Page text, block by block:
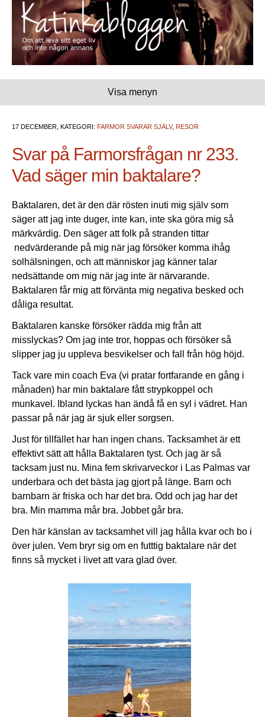
Visa menyn
17 DECEMBER, KATEGORI: FARMOR SVARAR SJÄLV, RESOR
Svar på Farmorsfrågan nr 233.
Vad säger min baktalare?
Baktalaren, det är den där rösten inuti mig själv som
säger att jag inte duger, inte kan, inte ska göra mig så
märkvärdig. Den säger att folk på stranden tittar
nedvärderande på mig när jag försöker komma ihåg
solhälsningen, och att människor jag känner talar
nedsättande om mig när jag inte är närvarande.
Baktalaren får mig att förvänta mig negativa besked och
dåliga resultat.
Baktalaren kanske försöker rädda mig från att
misslyckas? Om jag inte tror, hoppas och försöker så
slipper jag ju uppleva besvikelser och fall från hög höjd.
Tack vare min coach Eva (vi pratar fortfarande en gång i
månaden) har min baktalare fått strypkoppel och
munkavel. Ibland lyckas han ändå få en syl i vädret. Han
passar på när jag är sjuk eller sorgsen.
Just för tillfället har han ingen chans. Tacksamhet är ett
effektivt sätt att hålla Baktalaren tyst. Och jag är så
tacksam just nu. Mina fem skrivarveckor i Las Palmas var
underbara och det bästa jag gjort på länge. Barn och
barnbarn är friska och har det bra. Odd och jag har det
bra. Min mamma mår bra. Jobbet går bra.
Den här känslan av tacksamhet vill jag hålla kvar och bo i
över julen. Vem bryr sig om en futttig baktalare när det
finns så mycket i livet att vara glad över.